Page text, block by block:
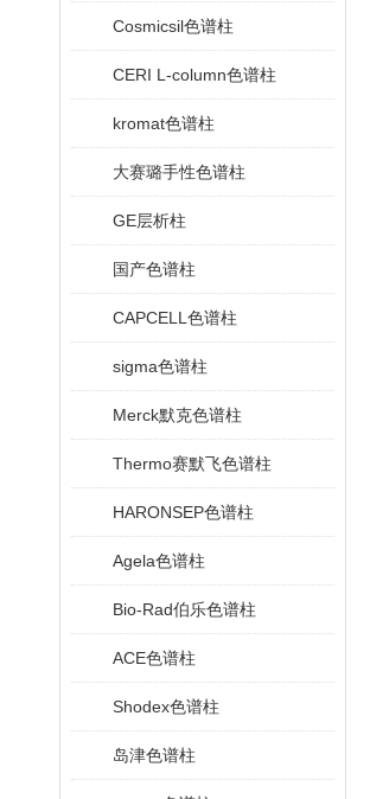
Cosmicsil色谱柱
CERI L-column色谱柱
kromat色谱柱
大赛璐手性色谱柱
GE层析柱
国产色谱柱
CAPCELL色谱柱
sigma色谱柱
Merck默克色谱柱
Thermo赛默飞色谱柱
HARONSEP色谱柱
Agela色谱柱
Bio-Rad伯乐色谱柱
ACE色谱柱
Shodex色谱柱
岛津色谱柱